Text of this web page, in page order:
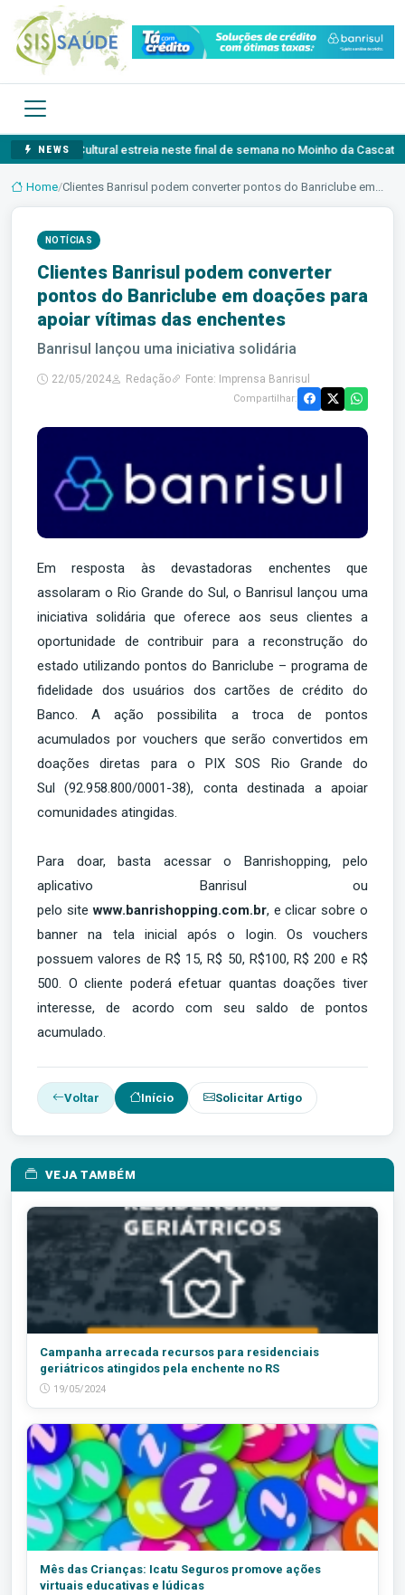
NEWS
Cultural estreia neste final de semana no Moinho da Cascata com
Home/Clientes Banrisul podem converter pontos do Banriclube em...
NOTÍCIAS
Clientes Banrisul podem converter
pontos do Banriclube em doações para
apoiar vítimas das enchentes
Banrisul lançou uma iniciativa solidária
22/05/2024 Redação Fonte: Imprensa Banrisul
Compartilhar:
Em resposta às devastadoras enchentes que
assolaram o Rio Grande do Sul, o Banrisul lançou uma
iniciativa solidária que oferece aos seus clientes a
oportunidade de contribuir para a reconstrução do
estado utilizando pontos do Banriclube – programa de
fidelidade dos usuários dos cartões de crédito do
Banco. A ação possibilita a troca de pontos
acumulados por vouchers que serão convertidos em
doações diretas para o PIX SOS Rio Grande do
Sul (92.958.800/0001-38), conta destinada a apoiar
comunidades atingidas.
Para doar, basta acessar o Banrishopping, pelo
aplicativo Banrisul ou
pelo sitewww.banrishopping.com.br, e clicar sobre o
banner na tela inicial após o login. Os vouchers
possuem valores de R$ 15, R$ 50, R$100, R$ 200 e R$
500. O cliente poderá efetuar quantas doações tiver
interesse, de acordo com seu saldo de pontos
acumulado.
Voltar Início Solicitar Artigo
VEJA TAMBÉM
Campanha arrecada recursos para residenciais
geriátricos atingidos pela enchente no RS
19/05/2024
Mês das Crianças: Icatu Seguros promove ações
virtuais educativas e lúdicas